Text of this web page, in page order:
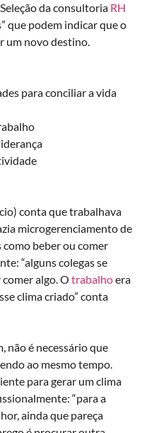
da consultoria RH
que podem indicar que o
um novo destino.
para conciliar a vida
conta que trabalhava
microgerenciamento de
beber ou comer
“alguns colegas se
algo. O trabalhoera
clima criado” conta
não é necessário que
ao mesmo tempo.
para gerar um clima
“para a
ainda que pareça